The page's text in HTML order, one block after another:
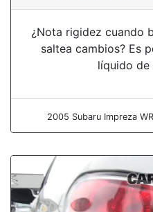
¿Nota rigidez cuando
saltea cambios? Es
líquido de
2005 Subaru Impreza